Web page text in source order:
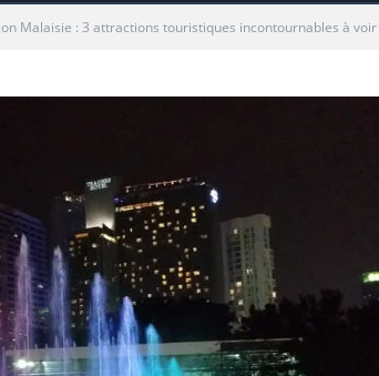
Malaisie : 3 attractions touristiques incontournables à voir